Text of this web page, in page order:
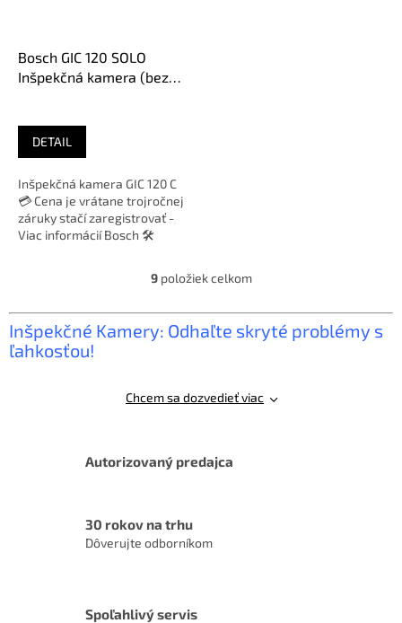
Bosch GIC 120 SOLO
Inšpekčná kamera (bez
DETAIL
Inšpekčná kamera GIC 120 C
💳 Cena je vrátane trojročnej
záruky stačí zaregistrovať -
Viac informácií Bosch 🛠️
O
l
á
i
r
v
ý
9položiek celkom
Inšpekčné Kamery: Odhaľte skryté problémy s
ľahkosťou!
Chcem sa dozvedieť viac
Autorizovaný predajca
30 rokov na trhu
Dôverujte odborníkom
Spoľahlivý servis